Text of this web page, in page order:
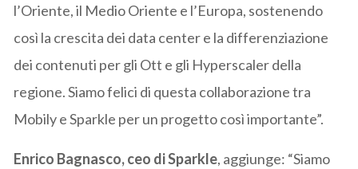
l’Oriente, il Medio Oriente e l’Europa, sostenendo
così la crescita dei data center e la differenziazione
dei contenuti per gli Ott e gli Hyperscaler della
regione. Siamo felici di questa collaborazione tra
Mobily e Sparkle per un progetto così importante”.
Enrico Bagnasco, ceo di Sparkle, aggiunge: “Siamo